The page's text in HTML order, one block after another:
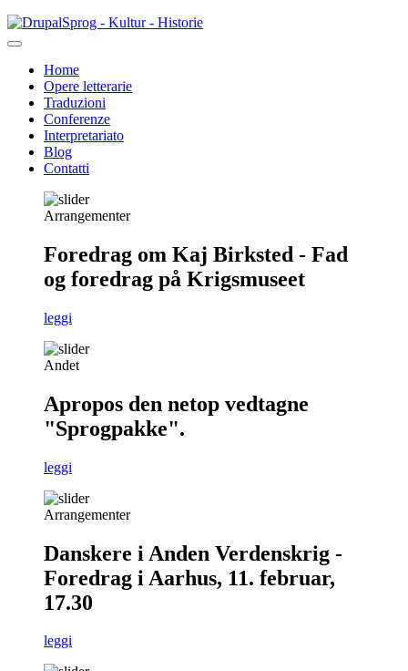
Salta
al
principale
Sprog - Kultur - Historie
Primær
navigation
Home
Opere letterarie
Traduzioni
Conferenze
Interpretariato
Blog
Contatti
Arrangementer
Foredrag om Kaj Birksted - Fad
og foredrag på Krigsmuseet
leggi
Andet
Apropos den netop vedtagne
"Sprogpakke".
leggi
Arrangementer
Danskere i Anden Verdenskrig -
Foredrag i Aarhus, 11. februar,
17.30
leggi